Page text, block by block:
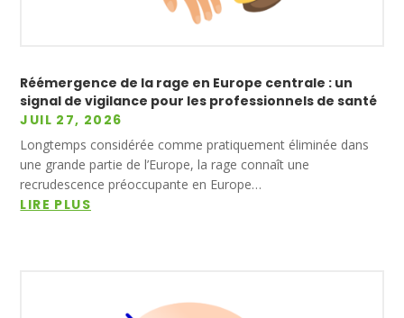
Réémergence de la rage en Europe centrale : un
signal de vigilance pour les professionnels de santé
JUIL 27, 2026
Longtemps considérée comme pratiquement éliminée dans
une grande partie de l’Europe, la rage connaît une
recrudescence préoccupante en Europe…
LIRE PLUS